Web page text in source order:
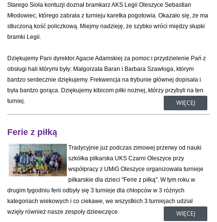
Starego Sioła kontuzji doznał bramkarz AKS Legii Oleszyce Sebastian
Młodowiec, którego zabrała z turnieju karetka pogotowia. Okazało się, że ma
stłuczoną kość policzkową. Miejmy nadzieję, że szybko wróci między słupki
bramki Legii.
Dziękujemy Pani dyrektor Agacie Adamskiej za pomoc i przydzielenie Pań z
obsługi hali którymi były: Małgorzata Baran i Barbara Szawłoga, którym
bardzo serdecznie dziękujemy. Frekwencja na trybunie głównej dopisała i
była bardzo gorąca. Dziękujemy kibicom piłki nożnej, którzy przybyli na ten
turniej.
WIĘCEJ
Ferie z piłką
Tradycyjnie już podczas zimowej przerwy od nauki
szkółka piłkarska UKS Czarni Oleszyce przy
współpracy z UMiG Oleszyce organizowała turnieje
piłkarskie dla dzieci "Ferie z piłką". W tym roku w
drugim tygodniu ferii odbyły się 3 turnieje dla chłopców w 3 różnych
kategoriach wiekowych i co ciekawe, we wszystkich 3 turniejach udział
wzięły również nasze zespoły dziewczęce.
WIĘCEJ